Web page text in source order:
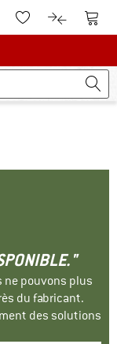
le compte client
Vers la liste
Vers le
ne pouvons plus
du fabricant.
des solutions